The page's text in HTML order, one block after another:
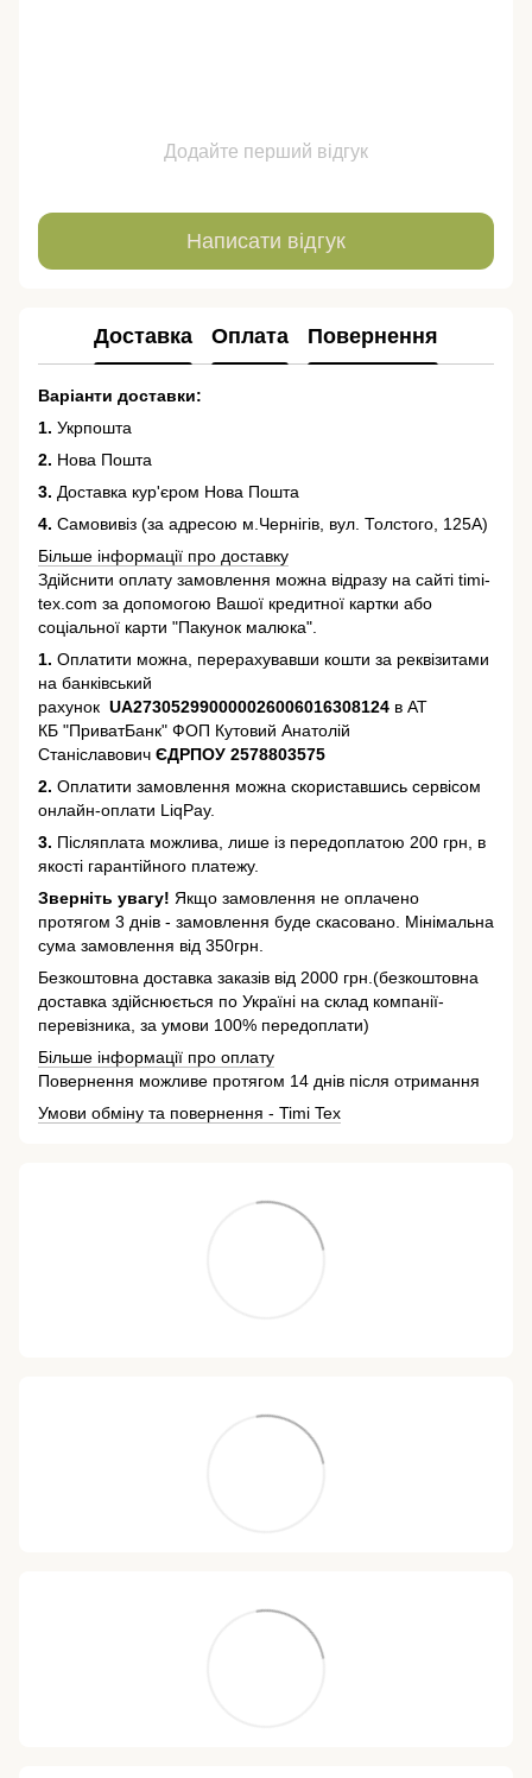
Додайте перший відгук
Написати відгук
Доставка Оплата Повернення
Варіанти доставки:
1. Укрпошта
2. Нова Пошта
3. Доставка кур'єром Нова Пошта
4. Самовивіз (за адресою м.Чернігів, вул. Толстого, 125А)
Більше інформації про доставку
Здійснити оплату замовлення можна відразу на сайті timi-
tex.com за допомогою Вашої кредитної картки або
соціальної карти "Пакунок малюка".
1. Оплатити можна, перерахувавши кошти за реквізитами
на банківський
рахунок UA273052990000026006016308124 в АТ
КБ "ПриватБанк" ФОП Кутовий Анатолій
Станіславович ЄДРПОУ 2578803575
2. Оплатити замовлення можна скориставшись сервісом
онлайн-оплати LiqPay.
3. Післяплата можлива, лише із передоплатою 200 грн, в
якості гарантійного платежу.
Зверніть увагу! Якщо замовлення не оплачено
протягом 3 днів - замовлення буде скасовано. Мінімальна
сума замовлення від 350грн.
Безкоштовна доставка заказів від 2000 грн.(безкоштовна
доставка здійснюється по Україні на склад компанії-
перевізника, за умови 100% передоплати)
Більше інформації про оплату
Повернення можливе протягом 14 днів після отримання
Умови обміну та повернення - Timi Tex